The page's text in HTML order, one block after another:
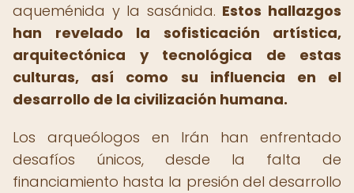
aqueménida y la sasánida. Estos hallazgos
han revelado la sofisticación artística,
arquitectónica y tecnológica de estas
culturas, así como su influencia en el
desarrollo de la civilización humana.
Los arqueólogos en Irán han enfrentado
desafíos únicos, desde la falta de
financiamiento hasta la presión del desarrollo